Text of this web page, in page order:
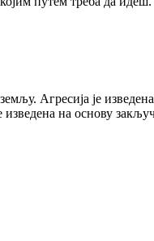
Агресија је
на основу